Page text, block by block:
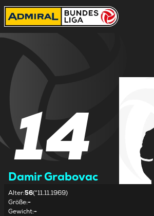
14
Damir Grabovac
Alter:56(*11.11.1969)
Größe:-
Gewicht:-